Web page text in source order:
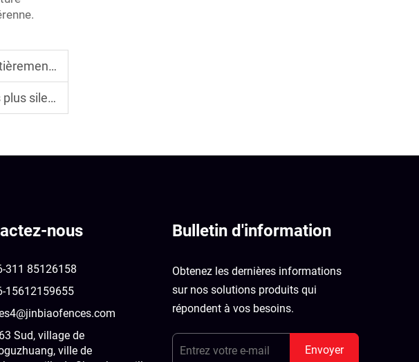
fermées
plus sûrs
nous
311 85126158
15612159655
Sud, village de
ville de
Bulletin d'information
Obtenez les dernières informations
sur nos solutions produits qui
répondent à vos besoins.
Envoyer